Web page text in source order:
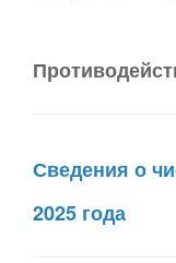
Сведения о
2025 года